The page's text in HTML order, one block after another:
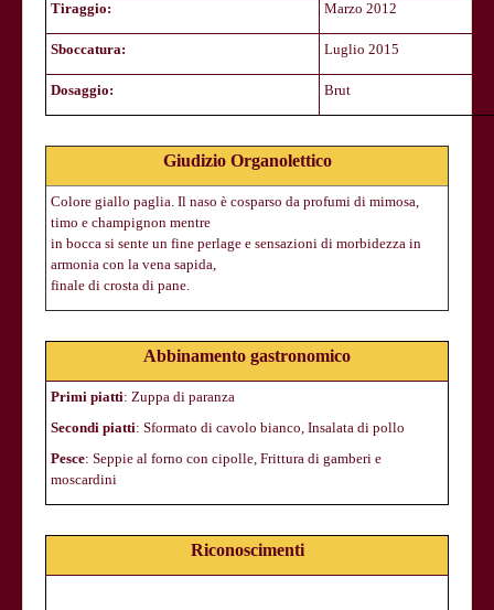
Tiraggio: Marzo 2012
Sboccatura: Luglio 2015
Dosaggio: Brut
Giudizio Organolettico
Colore giallo paglia. Il naso è cosparso da profumi di mimosa,
timo e champignon mentre
in bocca si sente un fine perlage e sensazioni di morbidezza in
armonia con la vena sapida,
finale di crosta di pane.
Abbinamento gastronomico
Primi piatti: Zuppa di paranza
Secondi piatti: Sformato di cavolo bianco, Insalata di pollo
Pesce: Seppie al forno con cipolle, Frittura di gamberi e
moscardini
Riconoscimenti